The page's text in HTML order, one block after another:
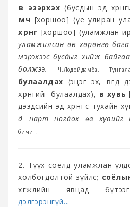
өв эзэрхэх (бусдын эд
өмч [хоршоо] (үе улиран
хөрөнгө [хоршоо] (уламжлан
уламжилсан өв хөрөнгө
мэрэхээс бусдыг хийж
болжээ.
Ч.Лодойдамба.
булаалдах (эцэг эх, өвгөд
хөрөнгийг булаалдах), өв хувь
дээдсийн эд хөрөнгөөс
дүү нарт ногдох өв хувийг
бичиг;
2. Түүх соёлд уламжлан
холбогдолтой зүйлс;
хөгжлийн явцад
дэлгэрэнгүй...